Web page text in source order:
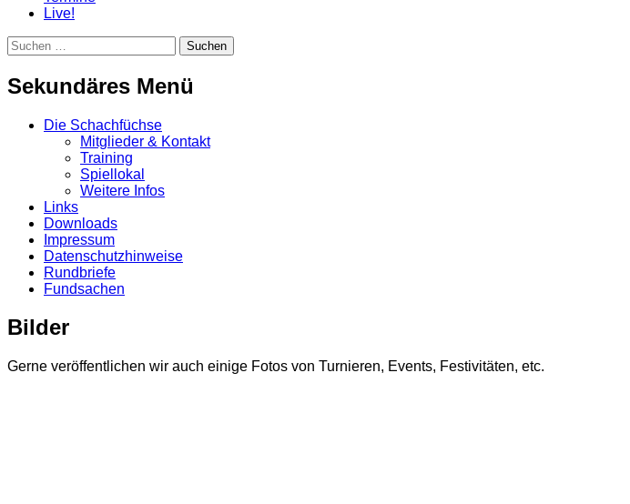
Live!
Suchen
Suchen
nach:
Sekundäres Menü
Zum
Die Schachfüchse
Mitglieder & Kontakt
Training
Spiellokal
Weitere Infos
Links
Downloads
Impressum
Datenschutzhinweise
Rundbriefe
Fundsachen
Bilder
Gerne veröffentlichen wir auch einige Fotos von Turnieren, Events, Festivitäten, etc.